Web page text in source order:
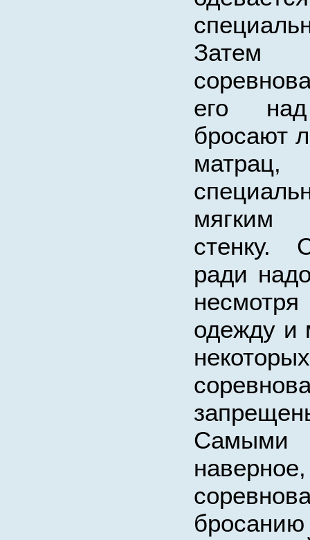
Затем
его
бросают
мягким
стенку.
ради
одежду и